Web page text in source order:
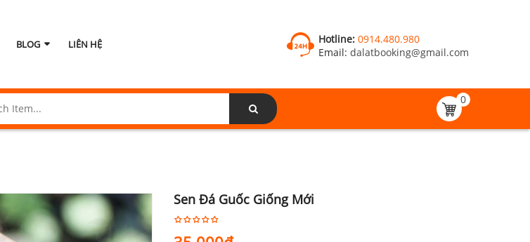
BLOG LIÊN HỆ Hotline: 0914.480.980
Email: dalatbooking@gmail.com
0
Sen Đá Guốc Giống Mới